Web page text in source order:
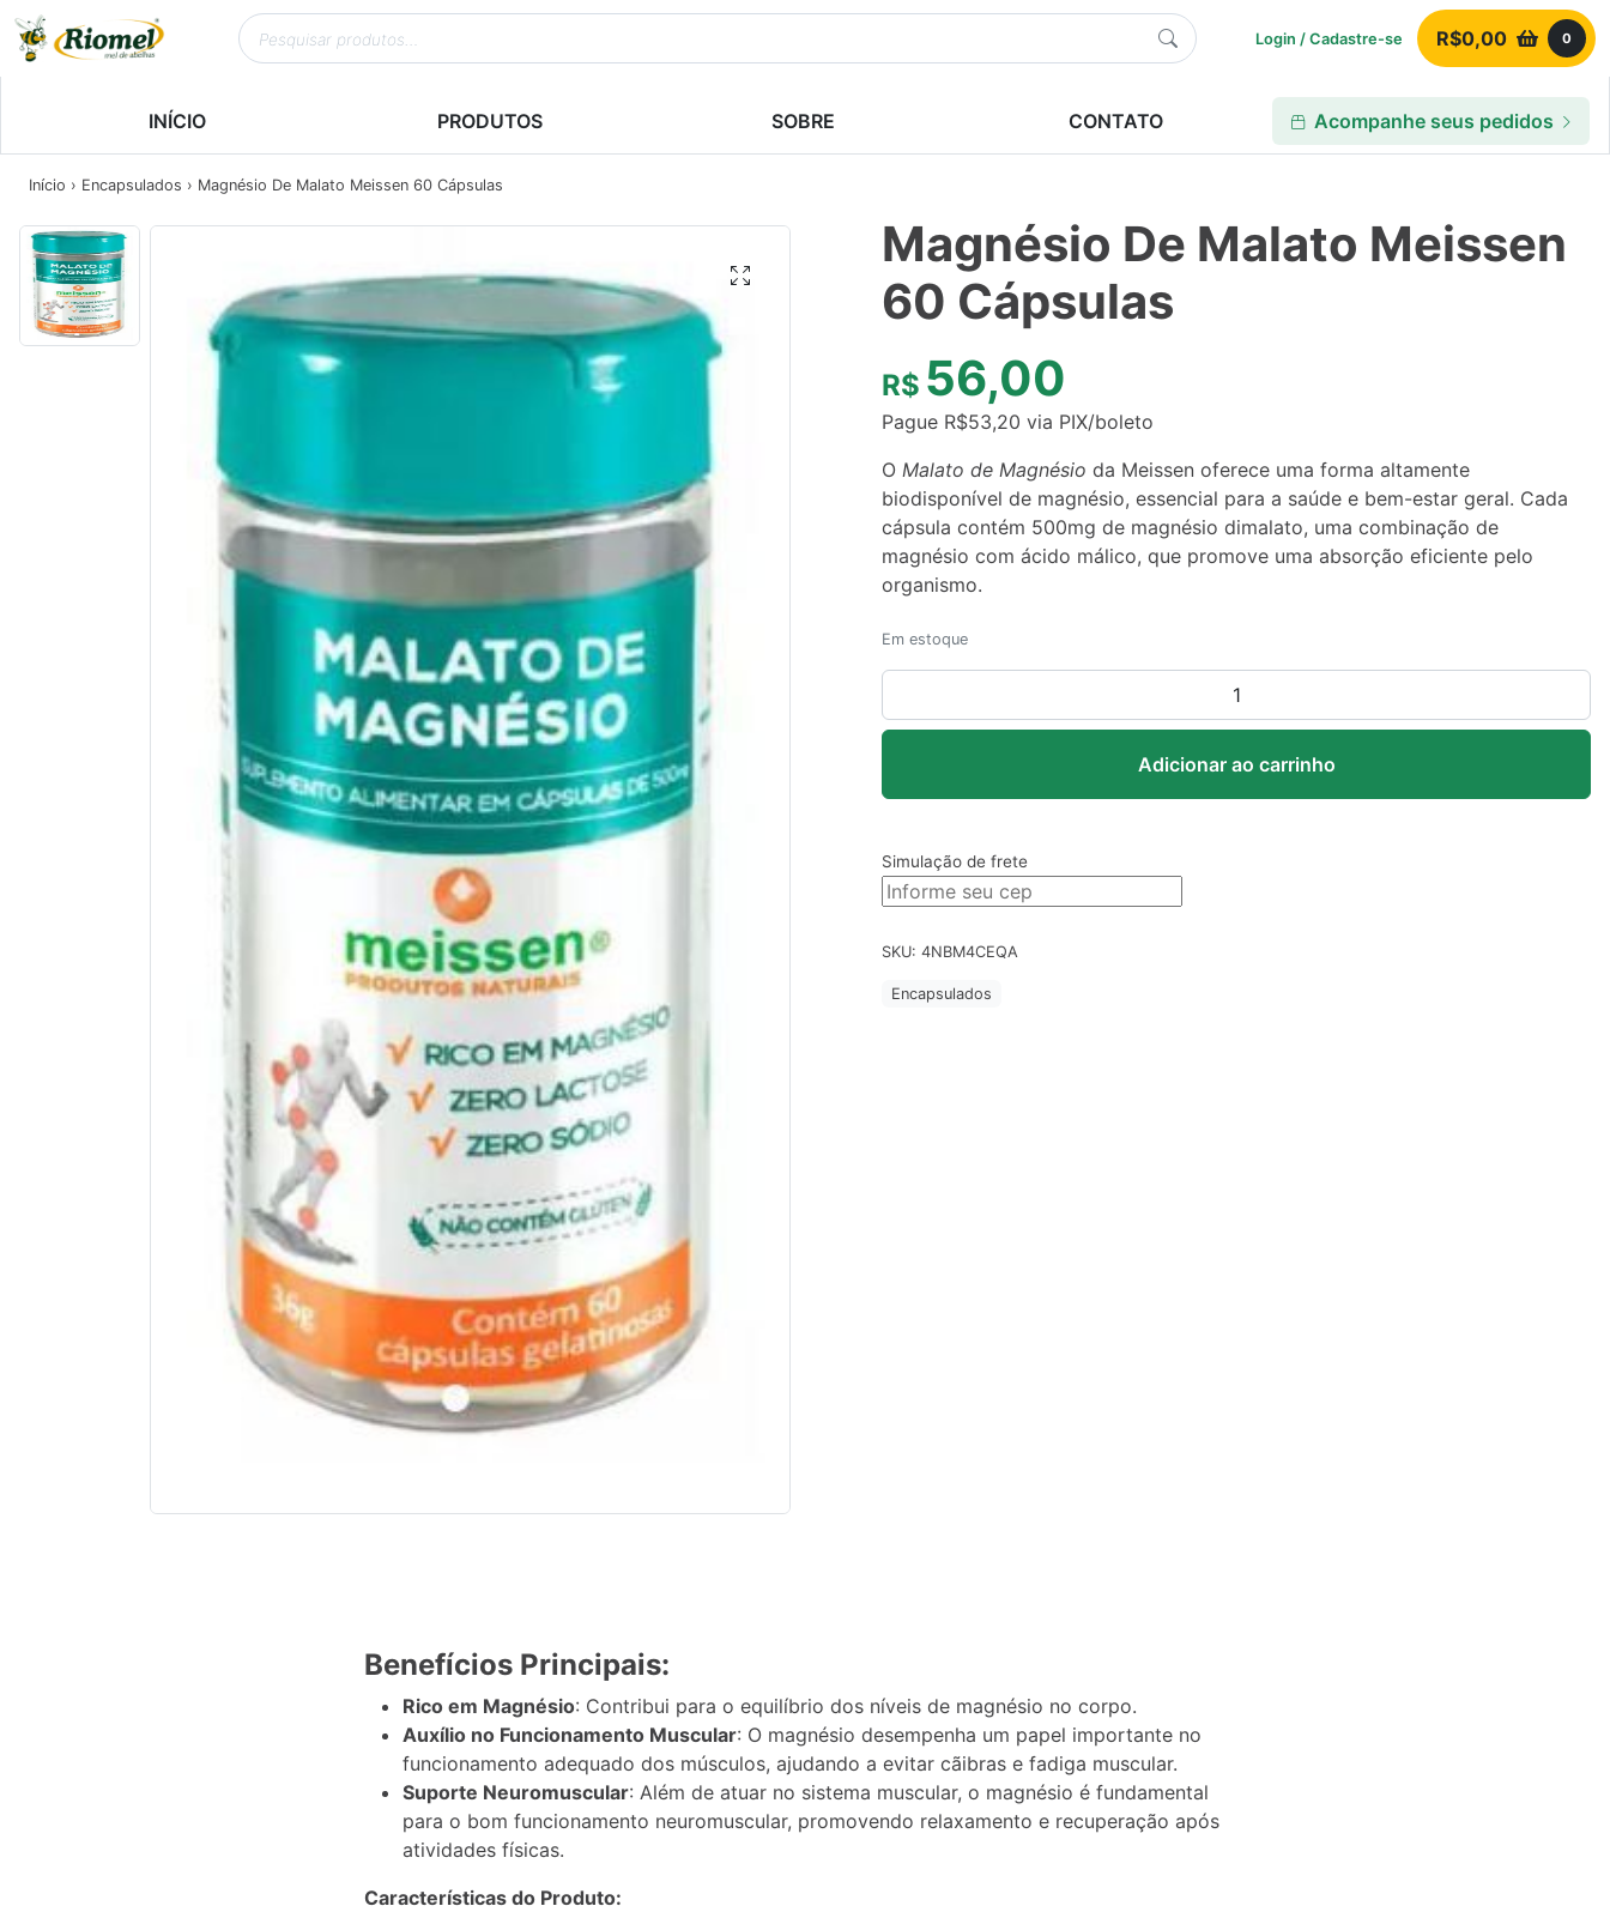
Login / Cadastre-se R$0,00 0
INÍCIO PRODUTOS SOBRE CONTATO Acompanhe seus pedidos
Início › Encapsulados › Magnésio De Malato Meissen 60 Cápsulas
Magnésio De Malato Meissen
60 Cápsulas
R$ 56,00
Pague R$53,20 via PIX/boleto
O Malato de Magnésio da Meissen oferece uma forma altamente
biodisponível de magnésio, essencial para a saúde e bem-estar geral. Cada
cápsula contém 500mg de magnésio dimalato, uma combinação de
magnésio com ácido málico, que promove uma absorção eficiente pelo
organismo.
Em estoque
De
Malato
60
quantidade
Adicionar ao carrinho
Simulação de frete
SKU: 4NBM4CEQA
Encapsulados
Benefícios Principais:
Rico em Magnésio: Contribui para o equilíbrio dos níveis de magnésio no corpo.
Auxílio no Funcionamento Muscular: O magnésio desempenha um papel importante no
funcionamento adequado dos músculos, ajudando a evitar cãibras e fadiga muscular.
Suporte Neuromuscular: Além de atuar no sistema muscular, o magnésio é fundamental
para o bom funcionamento neuromuscular, promovendo relaxamento e recuperação após
atividades físicas.
Características do Produto: